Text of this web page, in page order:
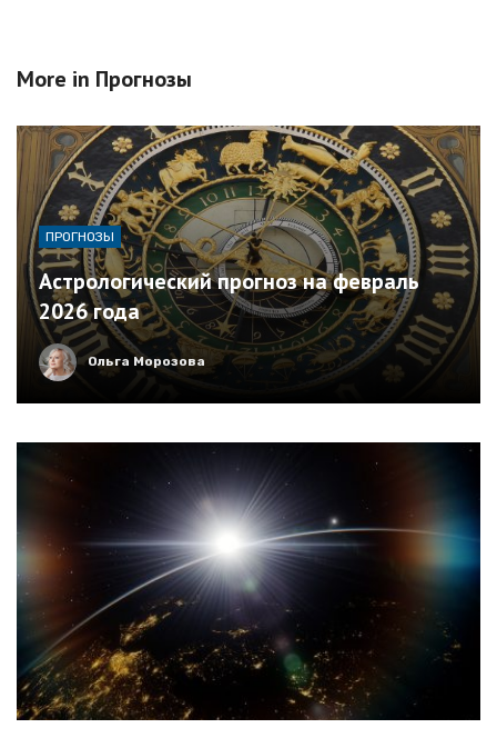
More in Прогнозы
ПРОГНОЗЫ
Астрологический прогноз на февраль
2026 года
Ольга Морозова